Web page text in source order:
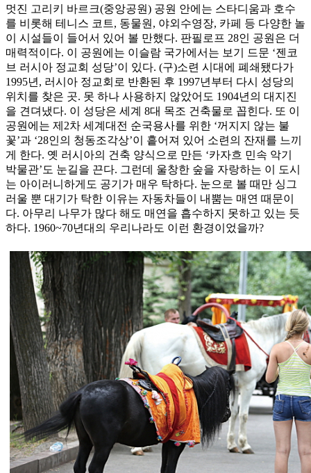
멋진 고리키 바르크(중앙공원) 공원 안에는 스타디움과 호수
를 비롯해 테니스 코트, 동물원, 야외수영장, 카페 등 다양한 놀
이 시설들이 들어서 있어 볼 만했다. 판필로프 28인 공원은 더
매력적이다. 이 공원에는 이슬람 국가에서는 보기 드문 ‘젠코
브 러시아 정교회 성당’이 있다. (구)소련 시대에 폐쇄됐다가
1995년, 러시아 정교회로 반환된 후 1997년부터 다시 성당의
위치를 찾은 곳. 못 하나 사용하지 않았어도 1904년의 대지진
을 견뎌냈다. 이 성당은 세계 8대 목조 건축물로 꼽힌다. 또 이
공원에는 제2차 세계대전 순국용사를 위한 ‘꺼지지 않는 불
꽃’과 ‘28인의 청동조각상’이 흩어져 있어 소련의 잔재를 느끼
게 한다. 옛 러시아의 건축 양식으로 만든 ‘카자흐 민속 악기
박물관’도 눈길을 끈다. 그런데 울창한 숲을 자랑하는 이 도시
는 아이러니하게도 공기가 매우 탁하다. 눈으로 볼 때만 싱그
러울 뿐 대기가 탁한 이유는 자동차들이 내뿜는 매연 때문이
다. 아무리 나무가 많다 해도 매연을 흡수하지 못하고 있는 듯
하다. 1960~70년대의 우리나라도 이런 환경이었을까?